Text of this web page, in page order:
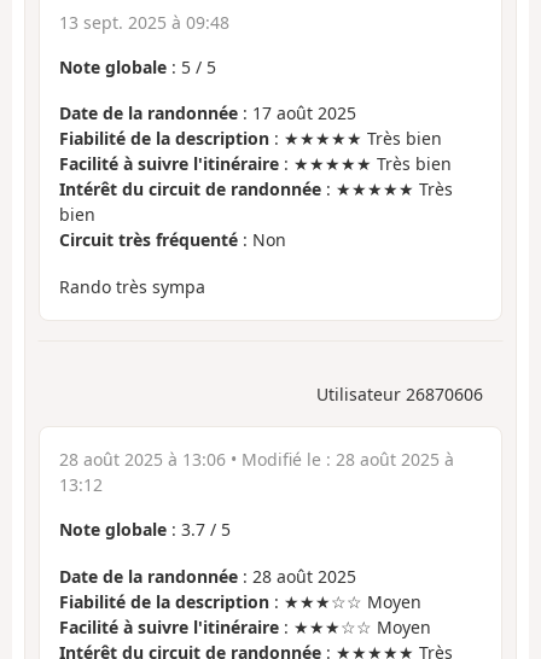
13 sept. 2025 à 09:48
Note globale : 5 / 5
Date de la randonnée : 17 août 2025
Fiabilité de la description : ★★★★★ Très bien
Facilité à suivre l'itinéraire : ★★★★★ Très bien
Intérêt du circuit de randonnée : ★★★★★ Très
bien
Circuit très fréquenté : Non
Rando très sympa
Utilisateur 26870606
28 août 2025 à 13:06 • Modifié le : 28 août 2025 à
13:12
Note globale : 3.7 / 5
Date de la randonnée : 28 août 2025
Fiabilité de la description : ★★★☆☆ Moyen
Facilité à suivre l'itinéraire : ★★★☆☆ Moyen
Intérêt du circuit de randonnée : ★★★★★ Très